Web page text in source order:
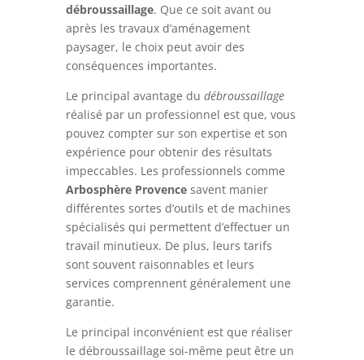
débroussaillage. Que ce soit avant ou
après les travaux d’aménagement
paysager, le choix peut avoir des
conséquences importantes.
Le principal avantage du débroussaillage
réalisé par un professionnel est que, vous
pouvez compter sur son expertise et son
expérience pour obtenir des résultats
impeccables. Les professionnels comme
Arbosphère Provencesavent manier
différentes sortes d’outils et de machines
spécialisés qui permettent d’effectuer un
travail minutieux. De plus, leurs tarifs
sont souvent raisonnables et leurs
services comprennent généralement une
garantie.
Le principal inconvénient est que réaliser
le débroussaillage soi-même peut être un